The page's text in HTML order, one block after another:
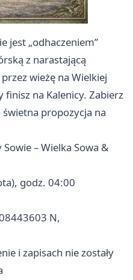
jest „odhaczeniem”
z narastającą
wieżę na Wielkiej
finisz na Kalenicy. Zabierz
propozycja na
– Wielka Sowa &
godz. 04:00
N,
i zapisach nie zostały